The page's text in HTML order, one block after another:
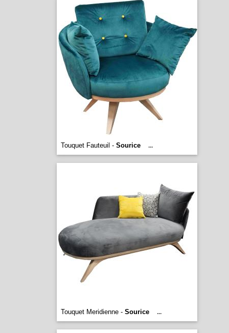
Touquet Fauteuil - Sourice ...
Touquet Meridienne - Sourice ...